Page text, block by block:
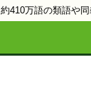
約410万語の類語や